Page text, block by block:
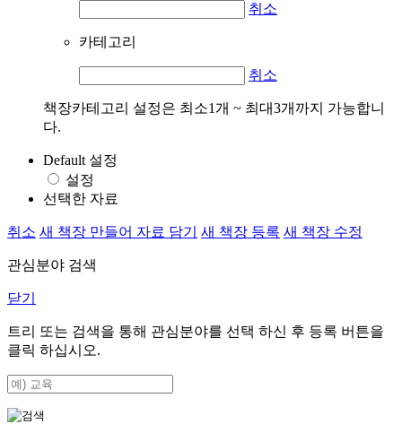
취소
카테고리
취소
책장카테고리 설정은 최소1개 ~ 최대3개까지 가능합니
다.
Default 설정
설정
선택한 자료
취소 새 책장 만들어 자료 담기 새 책장 등록 새 책장 수정
관심분야 검색
닫기
트리 또는 검색을 통해 관심분야를 선택 하신 후 등록 버튼을
클릭 하십시오.